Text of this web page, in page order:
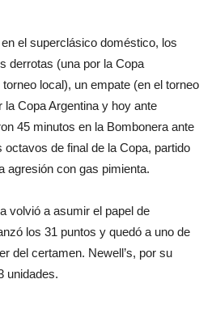
el superclásico doméstico, los
derrotas (una por la Copa
local), un empate (en el torneo
Copa Argentina y hoy ante
45 minutos en la Bombonera ante
octavos de final de la Copa, partido
agresión con gas pimienta.
volvió a asumir el papel de
los 31 puntos y quedó a uno de
del certamen. Newell’s, por su
unidades.